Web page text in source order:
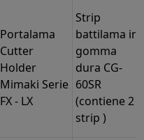
Portalama
Cutter
Holder
Mimaki Serie
FX - LX
Strip
battilama in
gomma
dura CG-
60SR
(contiene 2
strip )